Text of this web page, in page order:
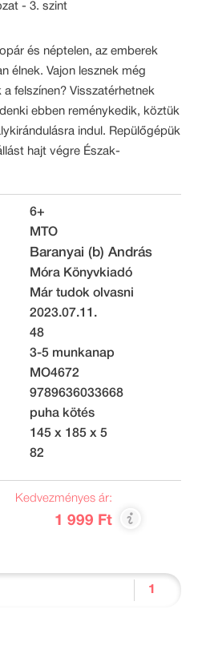
- 3. szint
és néptelen, az emberek
élnek. Vajon lesznek még
felszínen? Visszatérhetnek
ebben reménykedik, köztük
indul. Repülőgépük
hajt végre Észak-
6+
MTO
Baranyai (b) András
Móra Könyvkiadó
Már tudok olvasni
2023.07.11.
48
3-5 munkanap
MO4672
9789636033668
puha kötés
145 x 185 x 5
82
Kedvezményes ár:
1 999 Ft